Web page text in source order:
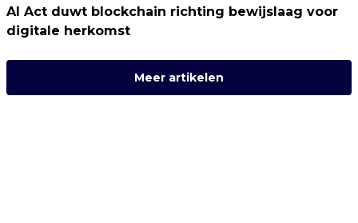
AI Act duwt blockchain richting bewijslaag voor
digitale herkomst
Meer artikelen